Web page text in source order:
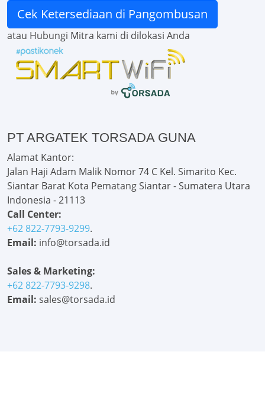
Cek Ketersediaan di Pangombusan
atau Hubungi Mitra kami di dilokasi Anda
PT ARGATEK TORSADA GUNA
Alamat Kantor:
Jalan Haji Adam Malik Nomor 74 C Kel. Simarito Kec.
Siantar Barat Kota Pematang Siantar - Sumatera Utara
Indonesia - 21113
Call Center:
+62 822-7793-9299.
Email: info@torsada.id
Sales & Marketing:
+62 822-7793-9298.
Email: sales@torsada.id